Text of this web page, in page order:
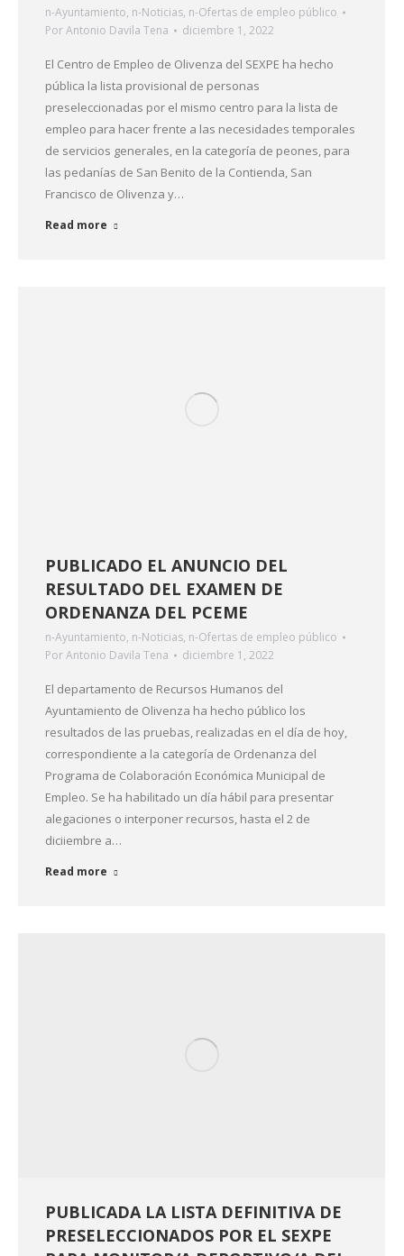
n-Ayuntamiento, n-Noticias, n-Ofertas de empleo público
PorAntonio Davila Tena diciembre 1, 2022
El Centro de Empleo de Olivenza del SEXPE ha hecho
pública la lista provisional de personas
preseleccionadas por el mismo centro para la lista de
empleo para hacer frente a las necesidades temporales
de servicios generales, en la categoría de peones, para
las pedanías de San Benito de la Contienda, San
Francisco de Olivenza y…
Read more
PUBLICADO EL ANUNCIO DEL
RESULTADO DEL EXAMEN DE
ORDENANZA DEL PCEME
n-Ayuntamiento, n-Noticias, n-Ofertas de empleo público
PorAntonio Davila Tena diciembre 1, 2022
El departamento de Recursos Humanos del
Ayuntamiento de Olivenza ha hecho público los
resultados de las pruebas, realizadas en el día de hoy,
correspondiente a la categoría de Ordenanza del
Programa de Colaboración Económica Municipal de
Empleo. Se ha habilitado un día hábil para presentar
alegaciones o interponer recursos, hasta el 2 de
diciiembre a…
Read more
PUBLICADA LA LISTA DEFINITIVA DE
PRESELECCIONADOS POR EL SEXPE